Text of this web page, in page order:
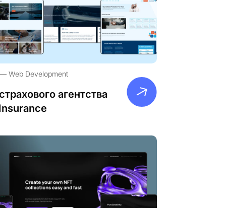
Web Development
агентства